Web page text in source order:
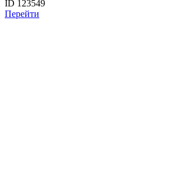
ID 123549
Перейти